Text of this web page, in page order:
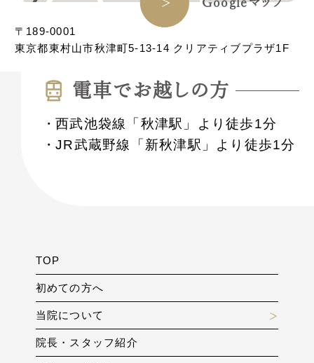
〒189-0001
東京都東村山市秋津町5-13-14 クリアティブプラザ1F
電⾞でお越しの⽅
西武池袋線「秋津駅」より徒歩1分
JR武蔵野線「新秋津駅」より徒歩1分
TOP
初めての方へ
当院について
院長・スタッフ紹介